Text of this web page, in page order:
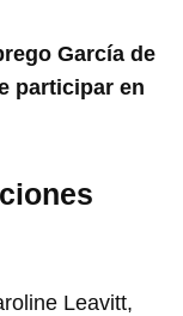
García de
participar en
Leavitt,